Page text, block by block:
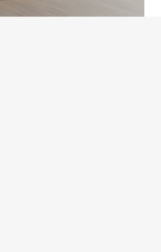
Diese
Bei
Produkte und
dass Ihr
für Ihre
um